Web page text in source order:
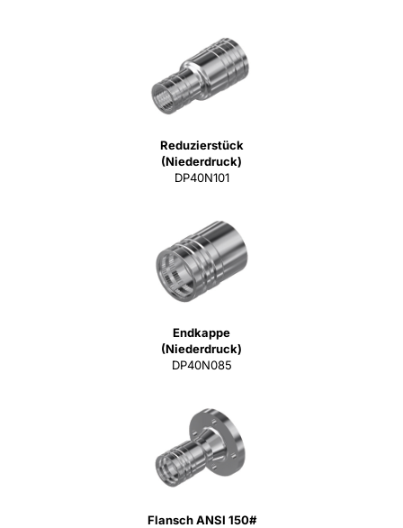
Reduzierstück
(Niederdruck)
DP40N101
Endkappe
(Niederdruck)
DP40N085
Flansch ANSI 150#